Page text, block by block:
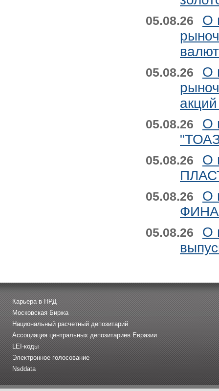
05.08.26
О
05.08.26
О
05.08.26
О
05.08.26
О
05.08.26
О
05.08.26
О
Карьера в НРД
Московская Биржа
Национальный расчетный депозитарий
Ассоциация центральных депозитариев Евразии
LEI-коды
Электронное голосование
Nsddata